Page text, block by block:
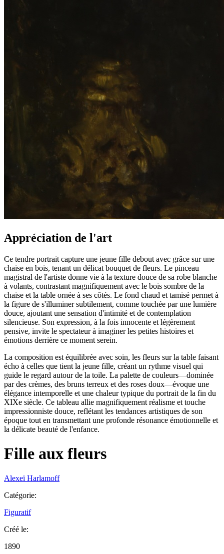
Appréciation de l'art
Ce tendre portrait capture une jeune fille debout avec grâce sur une
chaise en bois, tenant un délicat bouquet de fleurs. Le pinceau
magistral de l'artiste donne vie à la texture douce de sa robe blanche
à volants, contrastant magnifiquement avec le bois sombre de la
chaise et la table ornée à ses côtés. Le fond chaud et tamisé permet à
la figure de s'illuminer subtilement, comme touchée par une lumière
douce, ajoutant une sensation d'intimité et de contemplation
silencieuse. Son expression, à la fois innocente et légèrement
pensive, invite le spectateur à imaginer les petites histoires et
émotions derrière ce moment serein.
La composition est équilibrée avec soin, les fleurs sur la table faisant
écho à celles que tient la jeune fille, créant un rythme visuel qui
guide le regard autour de la toile. La palette de couleurs—dominée
par des crèmes, des bruns terreux et des roses doux—évoque une
élégance intemporelle et une chaleur typique du portrait de la fin du
XIXe siècle. Ce tableau allie magnifiquement réalisme et touche
impressionniste douce, reflétant les tendances artistiques de son
époque tout en transmettant une profonde résonance émotionnelle et
la délicate beauté de l'enfance.
Fille aux fleurs
Alexeï Harlamoff
Catégorie:
Figuratif
Créé le:
1890